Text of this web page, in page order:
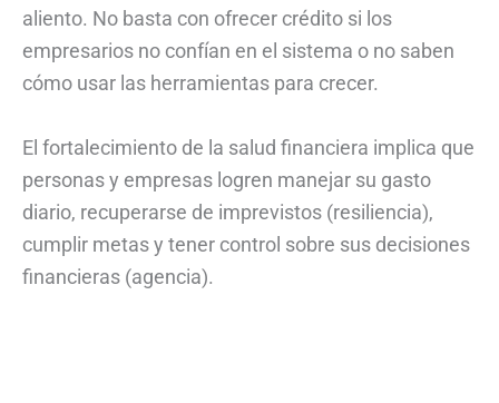
aliento. No basta con ofrecer crédito si los
empresarios no confían en el sistema o no saben
cómo usar las herramientas para crecer.
El fortalecimiento de la salud financiera implica que
personas y empresas logren manejar su gasto
diario, recuperarse de imprevistos (resiliencia),
cumplir metas y tener control sobre sus decisiones
financieras (agencia).